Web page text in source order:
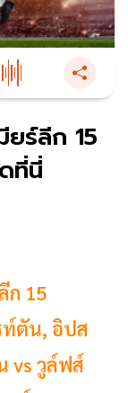
ร์ลีก 15
ที่นี่
ก 15
ท์ตัน, อิปส
vs วูล์ฟส์